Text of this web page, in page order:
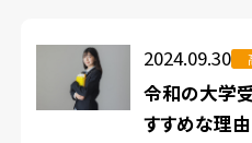
を大きく左右し
2024.09.30
令和の大学
すすめな理由